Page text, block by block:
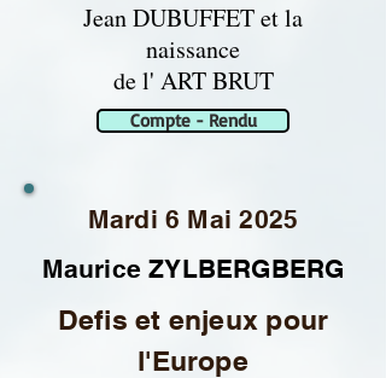
Jean DUBUFFET et la
naissance
de l' ART BRUT
Compte - Rendu
Mardi 6 Mai 2025
Maurice ZYLBERGBERG
Defis et enjeux pour
l'Europe